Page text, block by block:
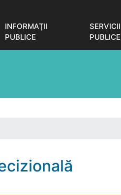
INFORMAŢII
PUBLICE
SERVICII
PUBLICE